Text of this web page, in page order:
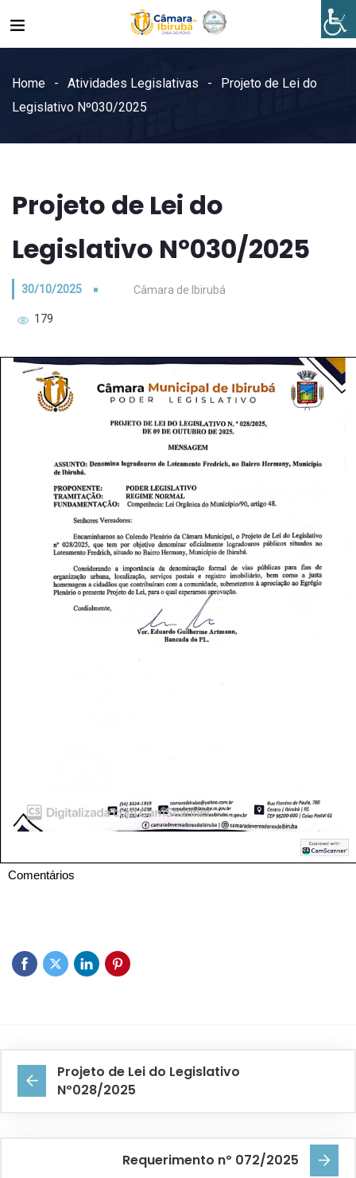
Home Atividades Legislativas
Projeto de Lei do
Legislativo Nº030/2025
Projeto de Lei do
Legislativo Nº030/2025
30/10/2025 Câmara de Ibirubá
179
Comentários
Projeto de Lei do Legislativo
Nº028/2025
Requerimento nº 072/2025